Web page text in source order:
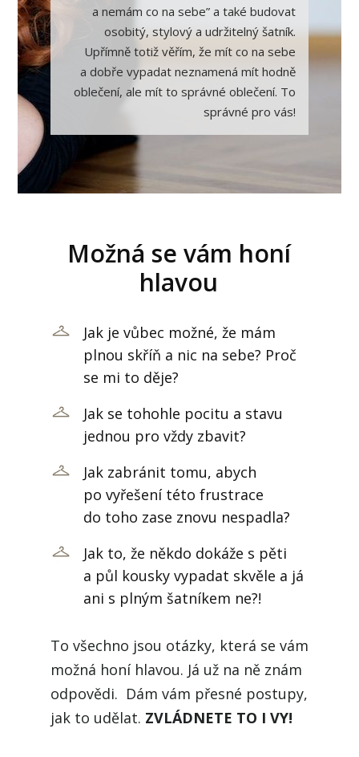
a nemám co na sebe” a také budovat
osobitý, stylový a udržitelný šatník.
Upřímně totiž věřím, že mít co na sebe
a dobře vypadat neznamená mít hodně
oblečení, ale mít to správné oblečení. To
správné pro vás!
Možná se vám honí
hlavou
Jak je vůbec možné, že mám
plnou skříň a nic na sebe? Proč
se mi to děje?
Jak se tohohle pocitu a stavu
jednou pro vždy zbavit?
Jak zabránit tomu, abych
po vyřešení této frustrace
do toho zase znovu nespadla?
Jak to, že někdo dokáže s pěti
a půl kousky vypadat skvěle a já
ani s plným šatníkem ne?!
To všechno jsou otázky, která se vám
možná honí hlavou. Já už na ně znám
odpovědi. Dám vám přesné postupy,
jak to udělat. ZVLÁDNETE TO I VY!